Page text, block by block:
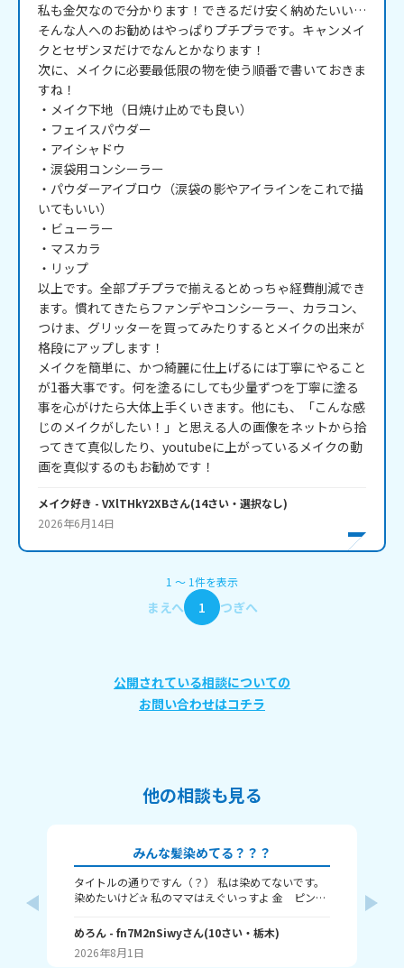
私も金欠なので分かります！できるだけ安く納めたいい…
そんな人へのお勧めはやっぱりプチプラです。キャンメイ
クとセザンヌだけでなんとかなります！
次に、メイクに必要最低限の物を使う順番で書いておきま
すね！
・メイク下地（日焼け止めでも良い）
・フェイスパウダー
・アイシャドウ
・涙袋用コンシーラー
・パウダーアイブロウ（涙袋の影やアイラインをこれで描
いてもいい）
・ビューラー
・マスカラ
・リップ
以上です。全部プチプラで揃えるとめっちゃ経費削減でき
ます。慣れてきたらファンデやコンシーラー、カラコン、
つけま、グリッターを買ってみたりするとメイクの出来が
格段にアップします！
メイクを簡単に、かつ綺麗に仕上げるには丁寧にやること
が1番大事です。何を塗るにしても少量ずつを丁寧に塗る
事を心がけたら大体上手くいきます。他にも、「こんな感
じのメイクがしたい！」と思える人の画像をネットから拾
ってきて真似したり、youtubeに上がっているメイクの動
画を真似するのもお勧めです！
メイク好き - VXlTHkY2XBさん(14さい・ 選択なし)
2026年6月14日
1 〜 1件を表示
まえへ 1 つぎへ
公開されている相談についての
お問い合わせはコチラ
他の相談も見る
みんな髪染めてる？？？
タイトルの通りですん（？） 私は染めてないです。
染めたいけど✰ 私のママはえぐいっすよ 金 ピン
繁に染めてやがる。 みんな染めてる？染めたい？ 何
色が良い？？？？ 私はインナーカラーとか メッシ
ュ，毛先とか染めたくて 色は…まあ白 赤 ピン
めろん - fn7M2nSiwyさん(10さい・ 栃木)
2026年8月1日